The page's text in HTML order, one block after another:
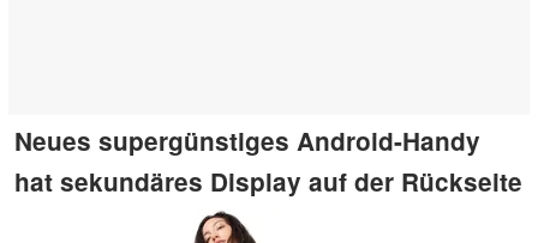
Neues supergünstiges Android-Handy
hat sekundäres Display auf der Rückseite